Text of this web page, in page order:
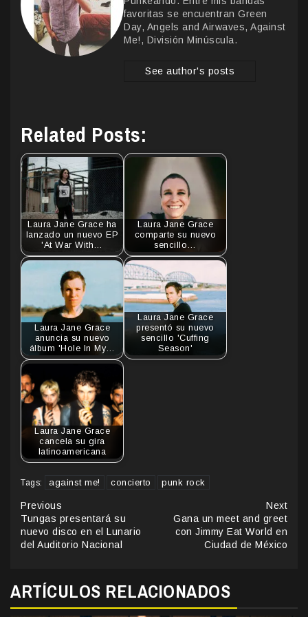
favoritas se encuentran Green
Day, Angels and Airwaves, Against
Me!, División Minúscula.
See author's posts
Related Posts:
Laura Jane Grace ha
lanzado un nuevo EP
'At War With…
Laura Jane Grace
comparte su nuevo
sencillo…
Laura Jane Grace
anuncia su nuevo
álbum 'Hole In My…
Laura Jane Grace
presentó su nuevo
sencillo 'Cuffing
Season'
Laura Jane Grace
cancela su gira
latinoamericana
Tags: against me! concierto punk rock
Continue
Reading
Previous
Tungas presentará su
nuevo disco en el Lunario
del Auditorio Nacional
Next
Gana un meet and greet
con Jimmy Eat World en
Ciudad de México
ARTÍCULOS RELACIONADOS